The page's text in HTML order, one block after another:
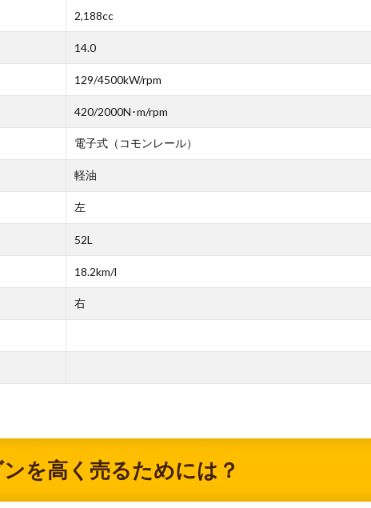
2,188cc
14.0
129/4500kW/rpm
420/2000N･m/rpm
電子式（コモンレール）
軽油
左
52L
18.2km/l
右
を高く売るためには？